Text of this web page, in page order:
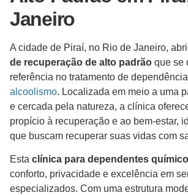
Janeiro
A cidade de Piraí, no Rio de Janeiro,
de recuperação de alto padrão que se
referência no tratamento de
alcoolismo. Localizada em meio a uma
e cercada pela natureza, a clínica
propício à recuperação e ao bem-estar,
que buscam recuperar suas vidas com
Esta clínica para dependentes
conforto, privacidade e excelência em
especializados. Com uma estrutura